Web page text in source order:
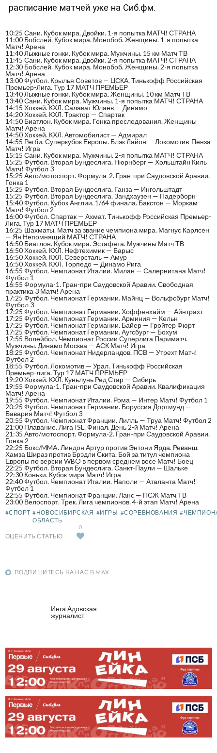
расписание матчей уже на Сиб.фм.
10:25 Сани. Кубок мира. Двойки. 1-я попытка МАТЧ! СТРАНА
11:00 Бобслей. Кубок мира. Монобоб. Женщины. 1-я попытка
Матч! Арена
11:40 Лыжные гонки. Кубок мира. Мужчины. 15 км Матч ТВ
11:45 Сани. Кубок мира. Двойки. 2-я попытка МАТЧ! СТРАНА
12:30 Бобслей. Кубок мира. Монобоб. Женщины. 2-я попытка
Матч! Арена
13:00 Футбол. Крылья Советов — ЦСКА. Тинькофф Российская
Премьер-Лига. Тур 17 МАТЧ ПРЕМЬЕР
13:40 Лыжные гонки. Кубок мира. Женщины. 10 км Матч ТВ
13:40 Сани. Кубок мира. Мужчины. 1-я попытка МАТЧ! СТРАНА
14:15 Хоккей. КХЛ. Салават Юлаев — Динамо
14:20 Хоккей. КХЛ. Трактор — Спартак
14:50 Биатлон. Кубок мира. Гонка преследования. Женщины
Матч! Арена
14:50 Хоккей. КХЛ. Автомобилист — Адмирал
14:55 Регби. Суперкубок Европы. Блэк Лайон — Локомотив-Пенза
Матч! Игра
15:15 Сани. Кубок мира. Мужчины. 2-я попытка МАТЧ! СТРАНА
15:25 Футбол. Вторая Бундеслига. Нюрнберг — Хольштайн Киль
Матч! Футбол 3
15:25 Авто/мотоспорт. Формула-2. Гран-при Саудовской Аравии.
Гонка 1
15:25 Футбол. Вторая Бундеслига. Ганза — Ингольштадт
15:25 Футбол. Вторая Бундеслига. Зандхаузен — Падерборн
15:40 Футбол. Кубок Англии. 1/64 финала. Бакстон — Моркам
Матч! Футбол 2
16:00 Футбол. Спартак — Ахмат. Тинькофф Российская Премьер-
Лига. Тур 17 МАТЧ ПРЕМЬЕР
16:25 Шахматы. Матч за звание чемпиона мира. Магнус Карлсен
— Ян Непомнящий МАТЧ! СТРАНА
16:50 Биатлон. Кубок мира. Эстафета. Мужчины Матч ТВ
16:50 Хоккей. КХЛ. Нефтехимик — Барыс
16:50 Хоккей. КХЛ. Северсталь — Амур
16:50 Хоккей. КХЛ. Торпедо — Динамо Рига
16:55 Футбол. Чемпионат Италии. Милан — Салернитана Матч!
Футбол 1
16:55 Формула-1. Гран-при Саудовской Аравии. Свободная
практика 3 Матч! Арена
17:25 Футбол. Чемпионат Германии. Майнц — Вольфсбург Матч!
Футбол 3
17:25 Футбол. Чемпионат Германии. Хоффенхайм — Айнтрахт
17:25 Футбол. Чемпионат Германии. Арминия — Кельн
17:25 Футбол. Чемпионат Германии. Байер — Гройтер Фюрт
17:25 Футбол. Чемпионат Германии. Аугсбург — Бохум
17:55 Волейбол. Чемпионат России Суперлига Париматч.
Мужчины. Динамо Москва — АСК Матч! Игра
18:25 Футбол. Чемпионат Нидерландов. ПСВ — Утрехт Матч!
Футбол 2
18:55 Футбол. Локомотив — Урал. Тинькофф Российская
Премьер-лига. Тур 17 МАТЧ ПРЕМЬЕР
19:20 Хоккей. КХЛ. Куньлунь Ред Стар — Сибирь
19:55 Формула-1. Гран-при Саудовской Аравии. Квалификация
Матч! Арена
19:55 Футбол. Чемпионат Италии. Рома — Интер Матч! Футбол 1
20:25 Футбол. Чемпионат Германии. Боруссия Дортмунд —
Бавария Матч! Футбол 3
20:55 Футбол. Чемпионат Франции. Лилль — Труа Матч! Футбол 2
21:00 Плавание. Лига ISL. Финал. День 2-й Матч! Арена
21:35 Авто/мотоспорт. Формула-2. Гран-при Саудовской Аравии.
Гонка 2
22:25 Бокс/MMA. Линдон Артур против Энтони Ярда. Реванш.
Хамза Шираз против Брэдли Скита. Бой за титул чемпиона
Европы по версии WBO в первом среднем весе Матч! Боец
22:25 Футбол. Вторая Бундеслига. Санкт-Паули — Шальке
22:30 Коньки. Кубок мира Матч! Игра
22:40 Футбол. Чемпионат Италии. Наполи — Аталанта Матч!
Футбол 1
22:55 Футбол. Чемпионат Франции. Ланс — ПСЖ Матч ТВ
23:00 Велоспорт. Трек. Лига чемпионов. 4-й этап Матч! Арена
#СПОРТ #НОВОСИБИРСКАЯ
ОБЛАСТЬ
#ИГРЫ #СОРЕВНОВАНИЯ
ОЦЕНИТЬ СТАТЬЮ
0
ПОДПИШИТЕСЬ НА НАС В MAX
Инга Адовская
журналист